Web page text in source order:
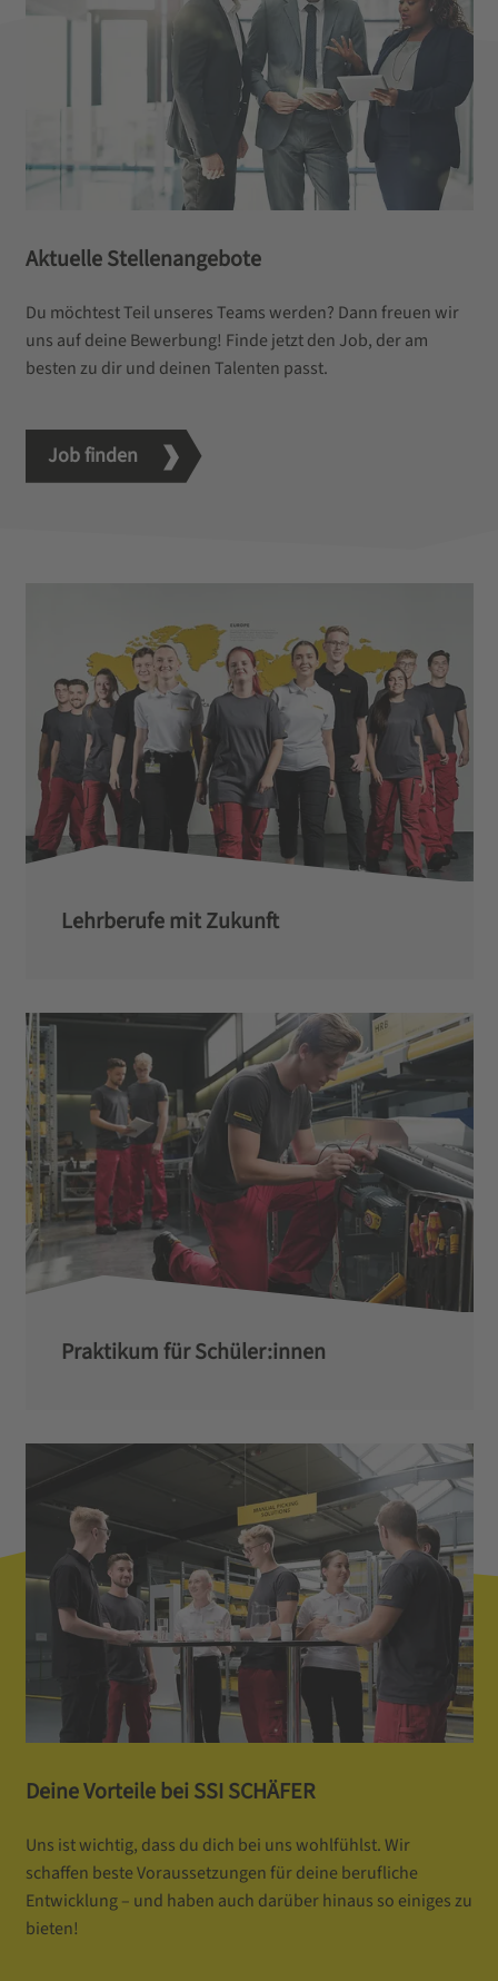
Aktuelle Stellenangebote
Du möchtest Teil unseres Teams werden? Dann freuen wir
uns auf deine Bewerbung! Finde jetzt den Job, der am
besten zu dir und deinen Talenten passt.
Job finden
Lehrberufe mit Zukunft
Praktikum für Schüler:innen
Deine Vorteile bei SSI SCHÄFER
Uns ist wichtig, dass du dich bei uns wohlfühlst. Wir
schaffen beste Voraussetzungen für deine berufliche
Entwicklung – und haben auch darüber hinaus so einiges zu
bieten!